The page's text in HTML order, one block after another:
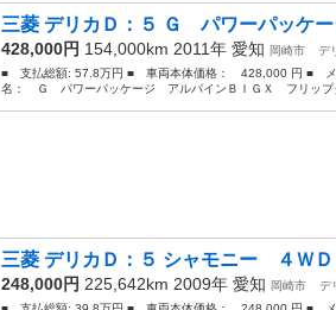
三菱 デリカＤ：５ Ｇ パワーパッケ
428,000円 154,000km 2011年 愛知 岡崎市
デ
■ 支払総額: 57.8万円 ■ 車両本体価格： 428,000 円 ■
名： Ｇ パワーパッケージ アルパインＢＩＧＸ フリップ
三菱 デリカＤ：５ シャモニー ４Ｗ
248,000円 225,642km 2009年 愛知 岡崎市
デ